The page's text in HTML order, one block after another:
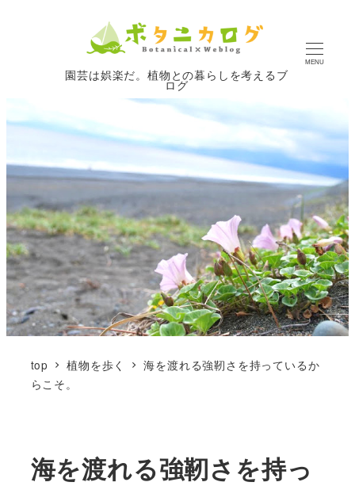
園芸は娯楽だ。植物との暮らしを考えるブ
ログ
MENU
top 植物を歩く
海を渡れる強靭さを持っているか
らこそ。
海を渡れる強靭さを持っ